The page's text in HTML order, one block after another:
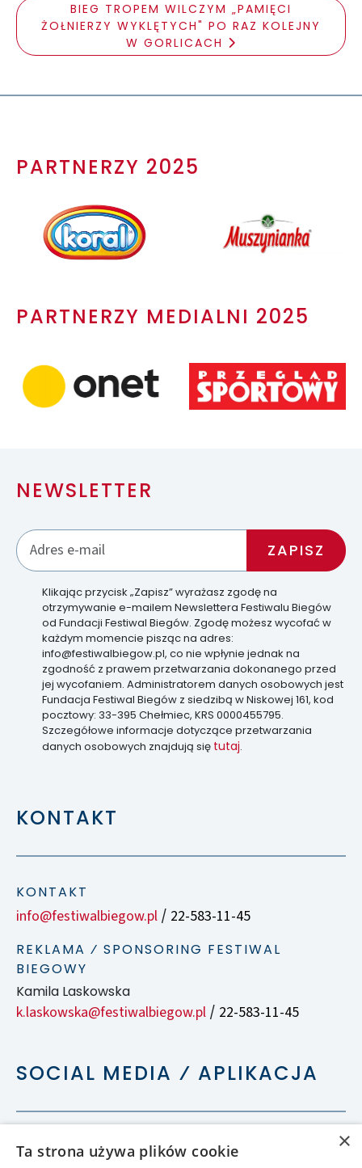
BIEG TROPEM WILCZYM „PAMIĘCI
ŻOŁNIERZY WYKLĘTYCH" PO RAZ KOLEJNY
W GORLICACH
PARTNERZY 2025
PARTNERZY MEDIALNI 2025
NEWSLETTER
Klikając przycisk „Zapisz” wyrażasz zgodę na
otrzymywanie e-mailem Newslettera Festiwalu Biegów
od Fundacji Festiwal Biegów. Zgodę możesz wycofać w
każdym momencie pisząc na adres:
info@festiwalbiegow.pl, co nie wpłynie jednak na
zgodność z prawem przetwarzania dokonanego przed
jej wycofaniem. Administratorem danych osobowych jest
Fundacja Festiwal Biegów z siedzibą w Niskowej 161, kod
pocztowy: 33-395 Chełmiec, KRS 0000455795.
Szczegółowe informacje dotyczące przetwarzania
danych osobowych znajdują się tutaj.
KONTAKT
KONTAKT
info@festiwalbiegow.pl / 22-583-11-45
REKLAMA ⁄ SPONSORING FESTIWAL
BIEGOWY
Kamila Laskowska
k.laskowska@festiwalbiegow.pl / 22-583-11-45
SOCIAL MEDIA ⁄ APLIKACJA
×
Ta strona używa plików cookie